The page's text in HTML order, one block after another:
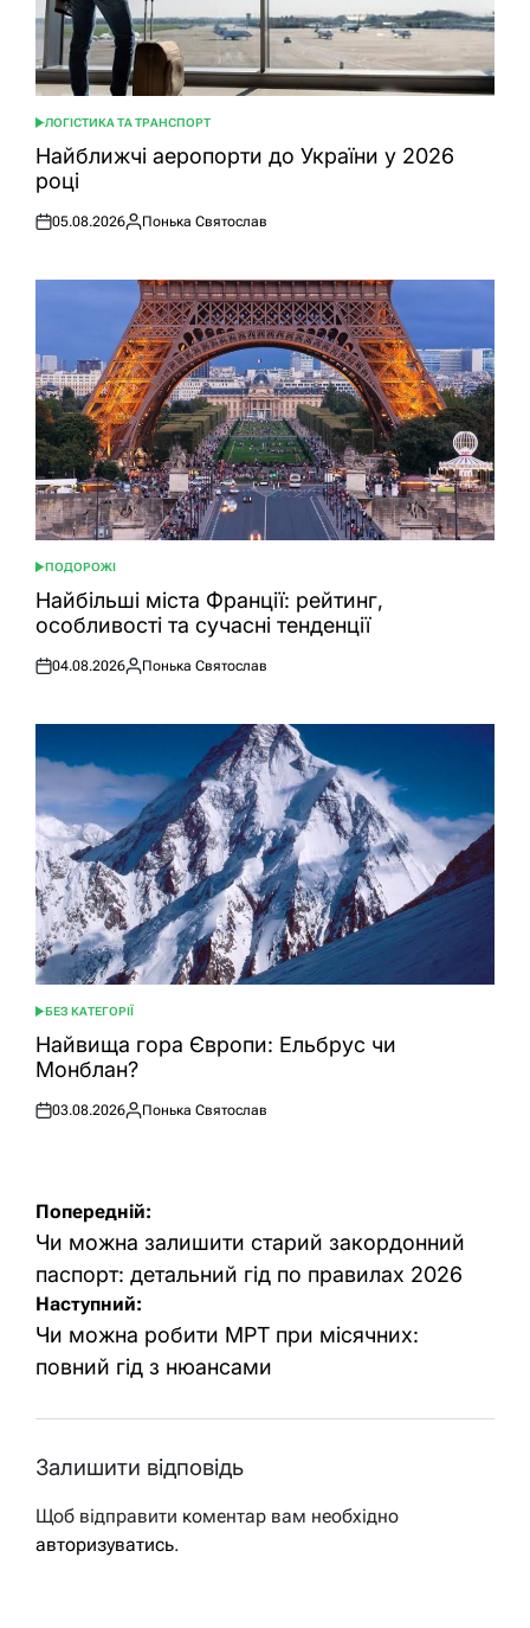
ОПУБЛІКУВАТИ
У
ЛОГІСТИКА ТА ТРАНСПОРТ
Найближчі аеропорти до України у 2026
році
Оприлюднено
05.08.2026
Опубліковано
Понька Святослав
ОПУБЛІКУВАТИ
У
ПОДОРОЖІ
Найбільші міста Франції: рейтинг,
особливості та сучасні тенденції
Оприлюднено
04.08.2026
Опубліковано
Понька Святослав
ОПУБЛІКУВАТИ
У
БЕЗ КАТЕГОРІЇ
Найвища гора Європи: Ельбрус чи
Монблан?
Оприлюднено
03.08.2026
Опубліковано
Понька Святослав
Навігація
записів
Попередній:
Чи можна залишити старий закордонний
паспорт: детальний гід по правилах 2026
Наступний:
Чи можна робити МРТ при місячних:
повний гід з нюансами
Залишити відповідь
Щоб відправити коментар вам необхідно
авторизуватись.